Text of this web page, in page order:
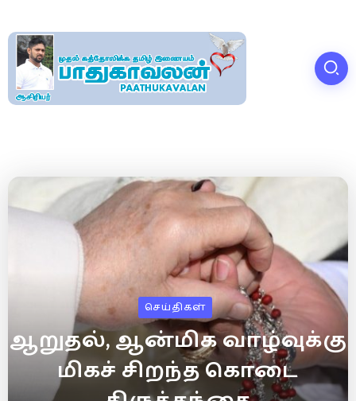
செய்திகள்
ஆறுதல், ஆன்மிக வாழ்வுக்கு
மிகச் சிறந்த கொடை